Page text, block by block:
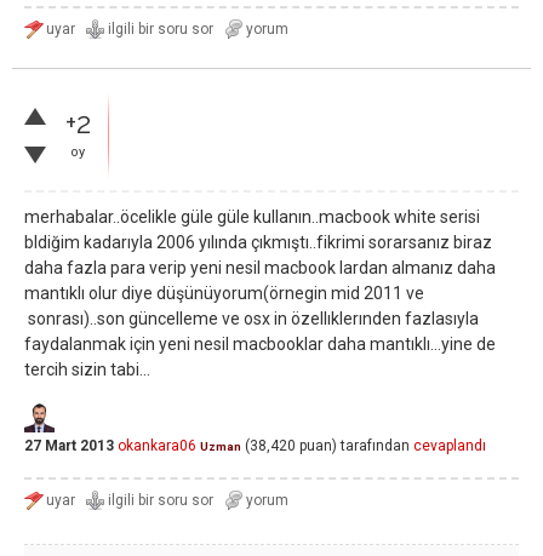
+2
oy
merhabalar..öcelikle güle güle kullanın..macbook white serisi
bldiğim kadarıyla 2006 yılında çıkmıştı..fikrimi sorarsanız biraz
daha fazla para verip yeni nesil macbook lardan almanız daha
mantıklı olur diye düşünüyorum(örnegin mid 2011 ve
sonrası)..son güncelleme ve osx in özellıklerınden fazlasıyla
faydalanmak için yeni nesil macbooklar daha mantıklı...yine de
tercih sizin tabi...
27 Mart 2013 okankara06 Uzman (38,420 puan) tarafından cevaplandı